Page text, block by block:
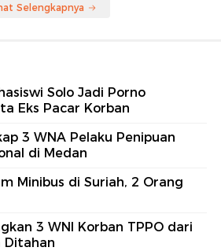
Selengkapnya
Solo Jadi Porno
Eks Pacar Korban
3 WNA Pelaku Penipuan
di Medan
Minibus di Suriah, 2 Orang
3 WNI Korban TPPO dari
Ditahan